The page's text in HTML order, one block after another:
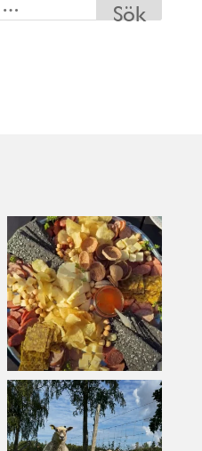
Sök
kullanslycka
Jul 29
kullanslycka
Jul 12